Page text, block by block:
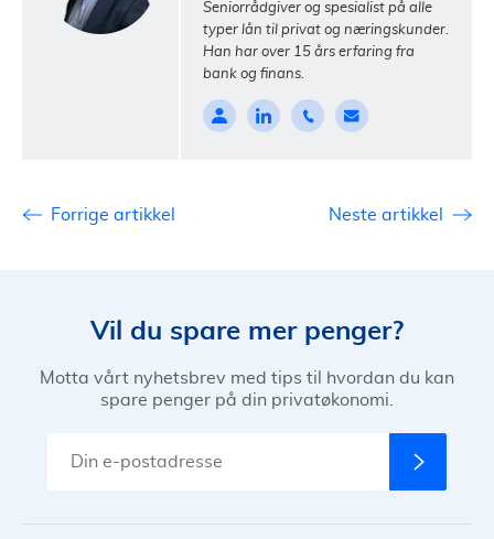
Seniorrådgiver og spesialist på alle
typer lån til privat og næringskunder.
Han har over 15 års erfaring fra
bank og finans.
Forrige artikkel Neste artikkel
Vil du spare mer penger?
Motta vårt nyhetsbrev med tips til hvordan du kan
spare penger på din privatøkonomi.